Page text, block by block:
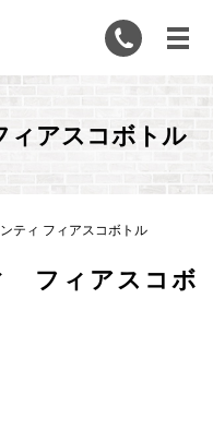
ィアスコボトル
ティ フィアスコボトル
フィアスコボ